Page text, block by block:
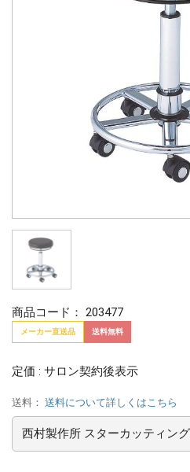
商品コード： 203477
メーカー直送品 送料無料
定価 : サロン契約後表示
送料： 送料について詳しくはこちら